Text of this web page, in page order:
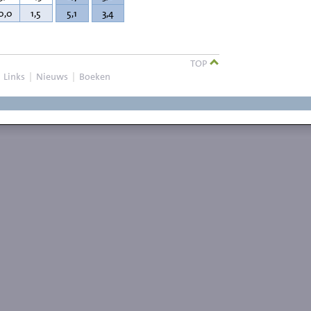
1,5 5,1 3,4
TOP
Links | Nieuws | Boeken